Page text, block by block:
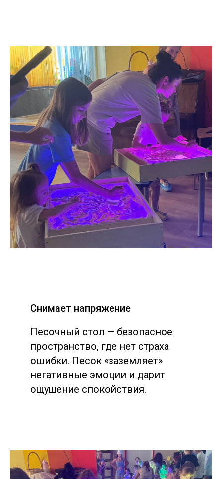
Снимает напряжение
Песочный стол — безопасное
пространство, где нет страха
ошибки. Песок «заземляет»
негативные эмоции и дарит
ощущение спокойствия.